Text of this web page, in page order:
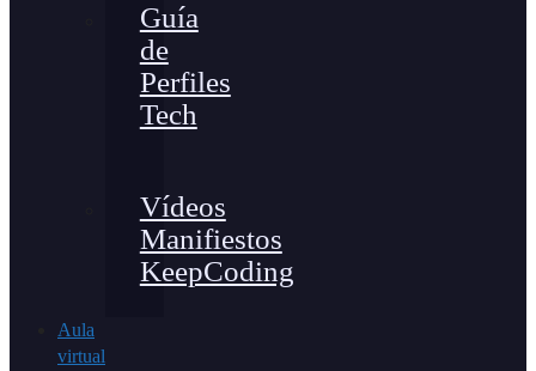
Guía
de
Perfiles
Tech
Vídeos
Manifiestos
KeepCoding
Aula
virtual